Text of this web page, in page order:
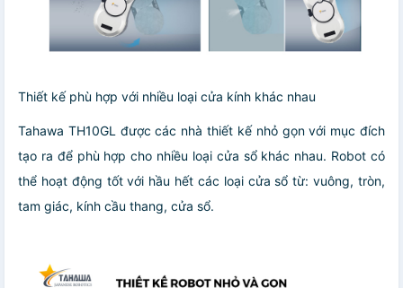
Thiết kế phù hợp với nhiều loại cửa kính khác nhau
Tahawa TH10GL được các nhà thiết kế nhỏ gọn với mục đích
tạo ra để phù hợp cho nhiều loại cửa sổ khác nhau. Robot có
thể hoạt động tốt với hầu hết các loại cửa sổ từ: vuông, tròn,
tam giác, kính cầu thang, cửa sổ.